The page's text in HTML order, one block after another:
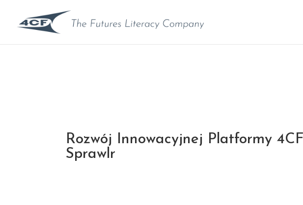
Rozwój Innowacyjnej Platformy 4CF
Sprawlr